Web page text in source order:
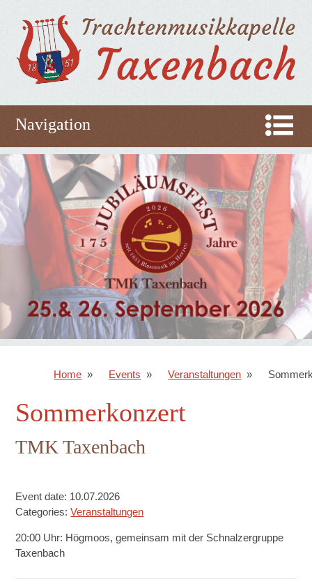
Home Events Veranstaltungen
Sommerkonzert
TMK Taxenbach
Event date: 10.07.2026
Categories:Veranstaltungen
20:00 Uhr: Högmoos, gemeinsam mit der Schnalzergruppe
Taxenbach